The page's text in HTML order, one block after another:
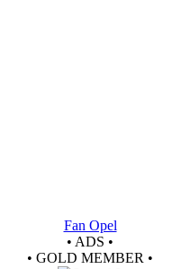
Fan Opel
• ADS •
• GOLD MEMBER •